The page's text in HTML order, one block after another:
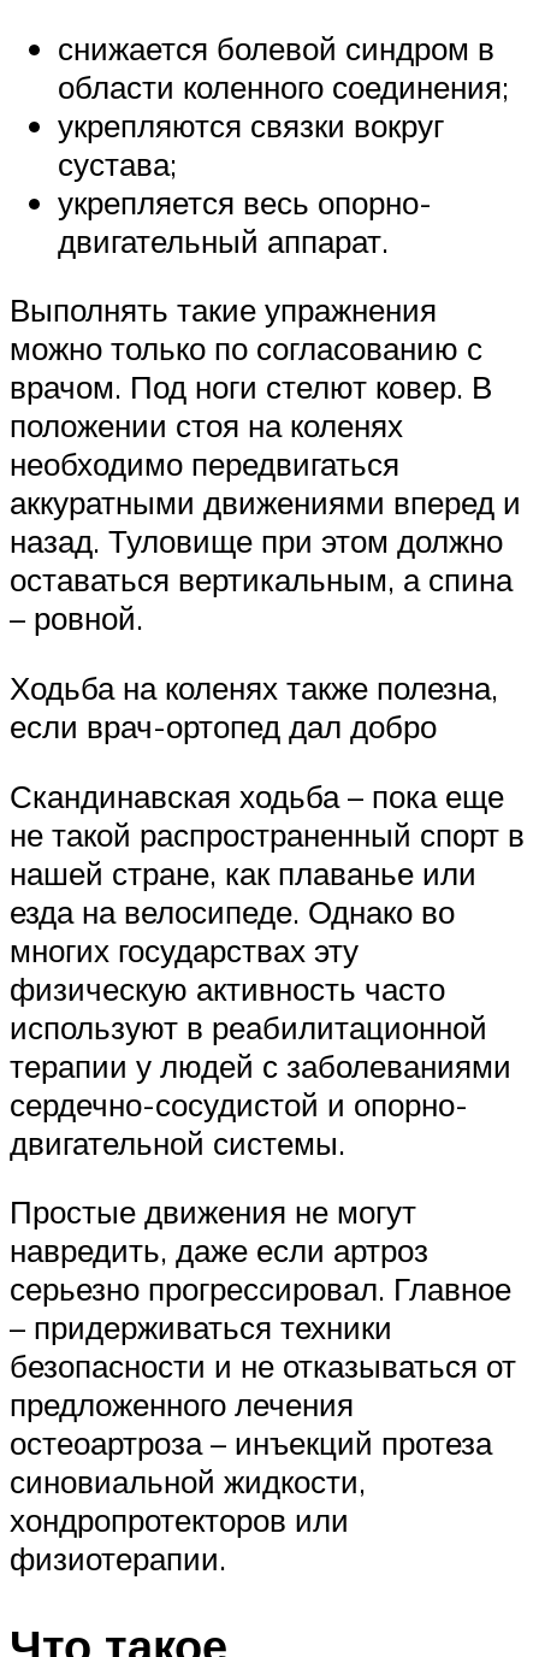
снижается болевой синдром в
области коленного соединения;
укрепляются связки вокруг
сустава;
укрепляется весь опорно-
двигательный аппарат.
Выполнять такие упражнения
можно только по согласованию с
врачом. Под ноги стелют ковер. В
положении стоя на коленях
необходимо передвигаться
аккуратными движениями вперед и
назад. Туловище при этом должно
оставаться вертикальным, а спина
– ровной.
Ходьба на коленях также полезна,
если врач-ортопед дал добро
Скандинавская ходьба – пока еще
не такой распространенный спорт в
нашей стране, как плаванье или
езда на велосипеде. Однако во
многих государствах эту
физическую активность часто
используют в реабилитационной
терапии у людей с заболеваниями
сердечно-сосудистой и опорно-
двигательной системы.
Простые движения не могут
навредить, даже если артроз
серьезно прогрессировал. Главное
– придерживаться техники
безопасности и не отказываться от
предложенного лечения
остеоартроза – инъекций протеза
синовиальной жидкости,
хондропротекторов или
физиотерапии.